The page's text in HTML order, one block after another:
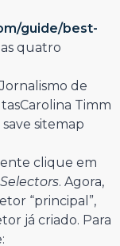
guide/best-
as quatro
clique em
Selectors. Agora,
“principal”,
já criado. Para